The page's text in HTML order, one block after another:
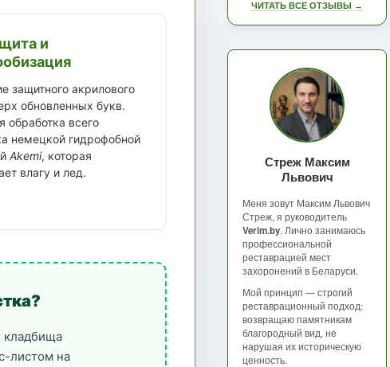
и
защитного акрилового
обновленных букв.
обработка всего
немецкой гидрофобной
Akemi, которая
влагу и лед.
кладбища
листом на
ЧИТАТЬ ВСЕ ОТЗЫВЫ →
Стреж Максим
Львович
Меня зовут Максим Львович
Стреж, я руководитель
Verim.by. Лично занимаюсь
профессиональной
реставрацией мест
захоронений в Беларуси.
Мой принцип — строгий
реставрационный подход:
возвращаю памятникам
благородный вид, не
нарушая их историческую
ценность.